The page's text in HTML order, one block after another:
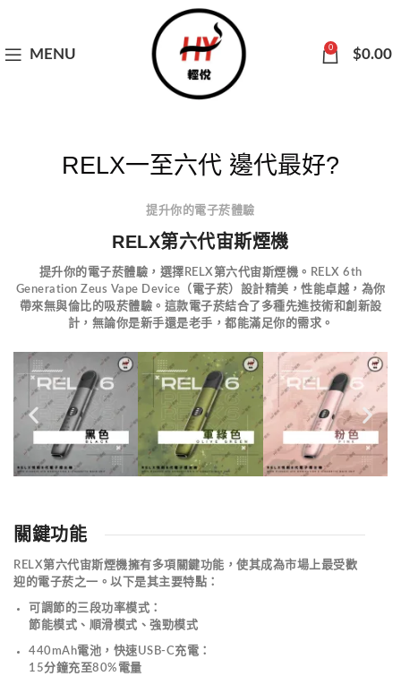
MENU 0 $0.00
RELX一至六代 邊代最好?
提升你的電子菸體驗
RELX第六代宙斯煙機
提升你的電子菸體驗，選擇RELX第六代宙斯煙機 。RELX 6th
Generation Zeus Vape Device（電子菸）設計精美，性能卓越，為你
帶來無與倫比的吸菸體驗。這款電子菸結合了多種先進技術和創新設
計，無論你是新手還是老手，都能滿足你的需求。
關鍵功能
RELX第六代宙斯煙機擁有多項關鍵功能，使其成為市場上最受歡
迎的電子菸之一。以下是其主要特點：
可調節的三段功率模式 ：
節能模式、順滑模式、強勁模式
440mAh電池，快速USB-C充電 ：
15分鐘充至80%電量